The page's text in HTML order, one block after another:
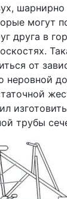
шарнирно
могут
друга в
от
неровной
трубы